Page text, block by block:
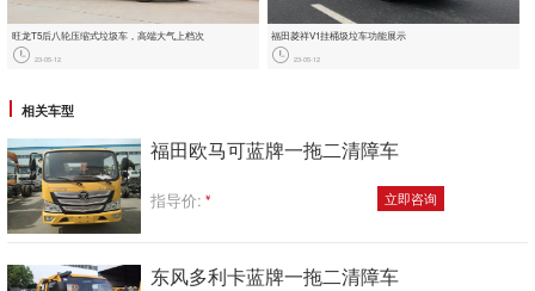
旺龙T5后八轮压缩式垃圾车，‮端高‬大‮上气‬档次
23-05-12
福田菱祥‬V1挂桶圾垃‬车功能展示
23-05-12
相关车型
福田欧马可蓝牌一拖二清障车
指导价: 立即咨询
东风多利卡蓝牌一拖二清障车